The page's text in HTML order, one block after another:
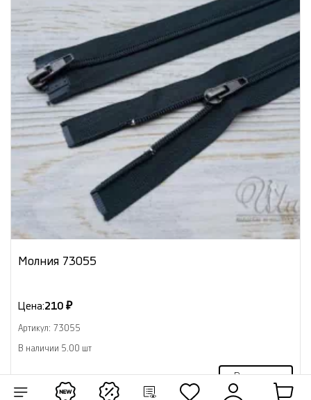
Молния 73055
Цена:210 ₽
Артикул: 73055
В наличии 5.00 шт
В корзину